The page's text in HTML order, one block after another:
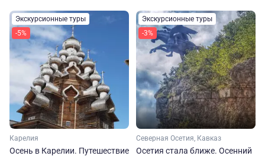
Экскурсионные туры
-5%
Карелия
Осень в Карелии. Путешествие
Экскурсионные туры
-3%
Северная Осетия, Кавказ
Осетия стала ближе. Осенний